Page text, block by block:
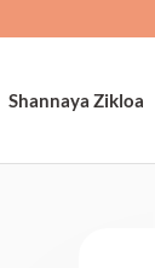
Shannaya Zikloa